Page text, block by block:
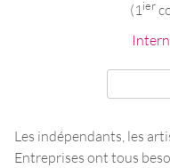
(1 ier
Les indépendants, les
Entreprises ont tous